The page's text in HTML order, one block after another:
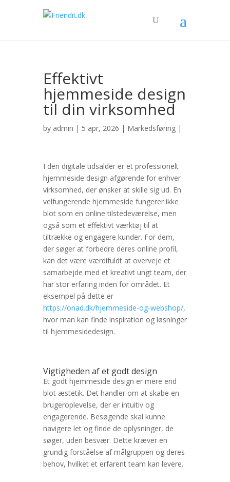
Effektivt
hjemmeside design
til din virksomhed
by admin | 5 apr, 2026 | Markedsføring |
I den digitale tidsalder er et professionelt
hjemmeside design afgørende for enhver
virksomhed, der ønsker at skille sig ud. En
velfungerende hjemmeside fungerer ikke
blot som en online tilstedeværelse, men
også som et effektivt værktøj til at
tiltrække og engagere kunder. For dem,
der søger at forbedre deres online profil,
kan det være værdifuldt at overveje et
samarbejde med et kreativt ungt team, der
har stor erfaring inden for området. Et
eksempel på dette er
https://onad.dk/hjemmeside-og-webshop/,
hvor man kan finde inspiration og løsninger
til hjemmesidedesign.
Vigtigheden af et godt design
Et godt hjemmeside design er mere end
blot æstetik. Det handler om at skabe en
brugeroplevelse, der er intuitiv og
engagerende. Besøgende skal kunne
navigere let og finde de oplysninger, de
søger, uden besvær. Dette kræver en
grundig forståelse af målgruppen og deres
behov, hvilket et erfarent team kan levere.